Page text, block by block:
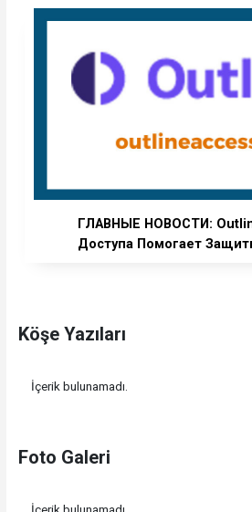
ГЛАВНЫЕ НОВОСТИ:
Доступа Помогает
Köşe Yazıları
İçerik bulunamadı.
Foto Galeri